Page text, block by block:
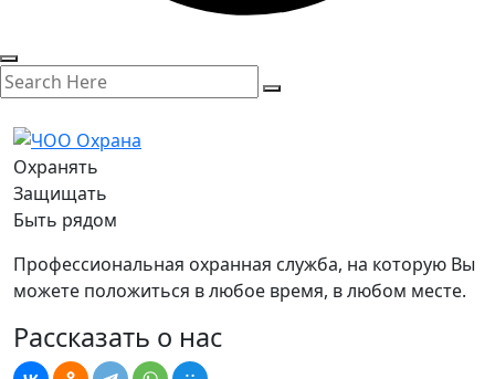
Охранять
Защищать
Быть рядом
Профессиональная охранная служба, на которую Вы
можете положиться в любое время, в любом месте.
Рассказать о нас